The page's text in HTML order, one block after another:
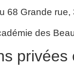
68 Grande
des
privées